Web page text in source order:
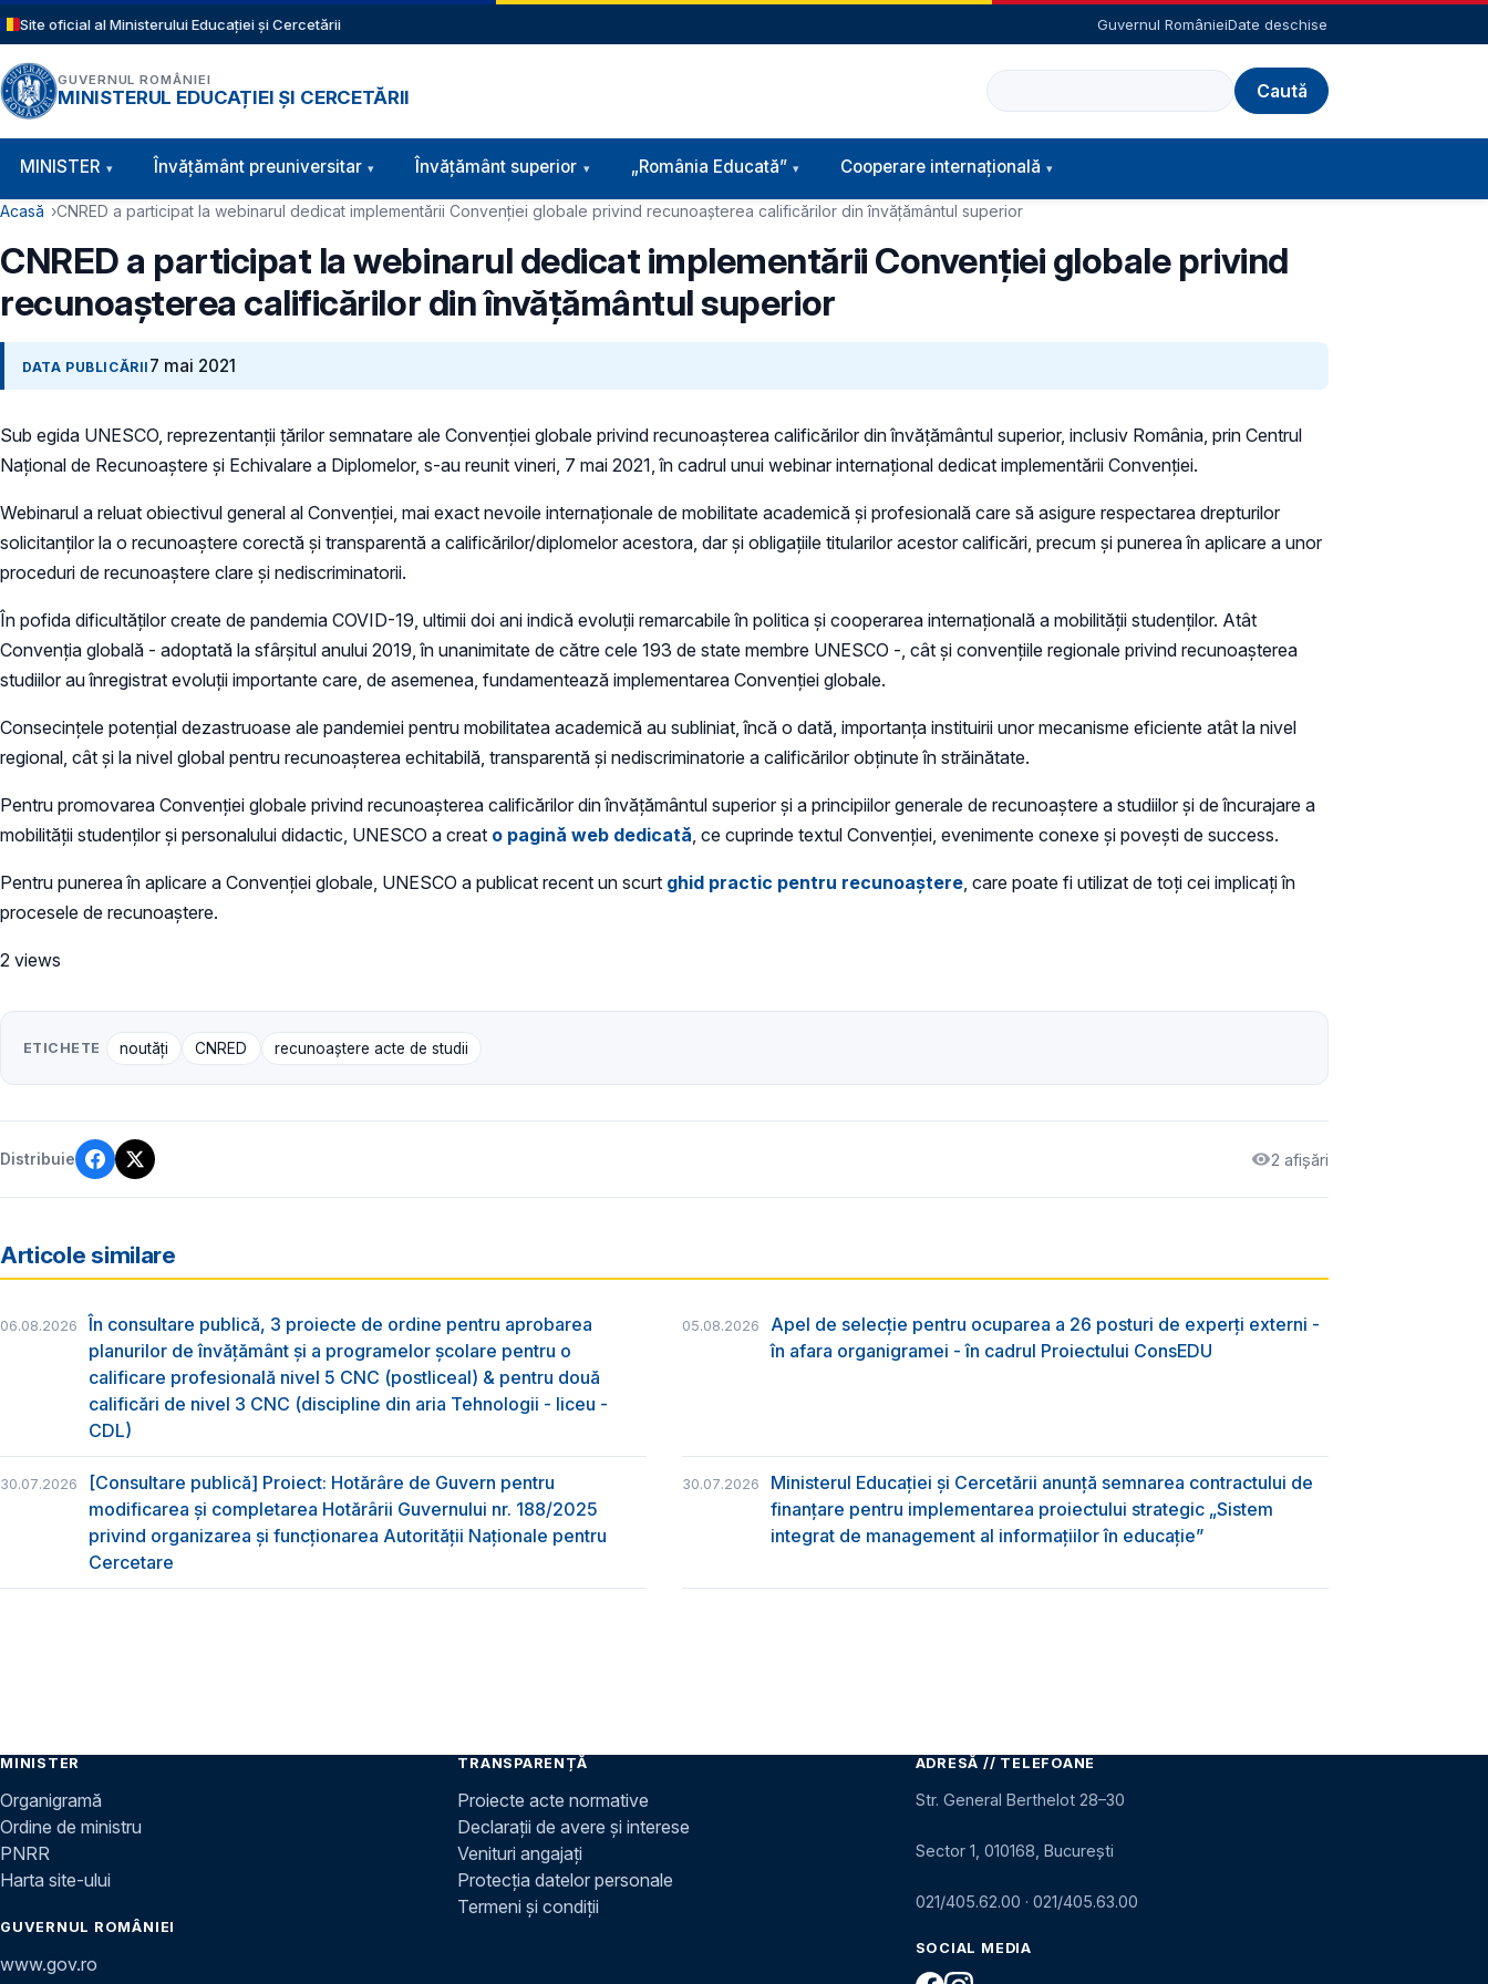
Sari la conținutul principal
Site oficial al Ministerului Educației și Cercetării Guvernul RomânieiDate deschise
GUVERNUL ROMÂNIEI
MINISTERUL EDUCAȚIEI ȘI CERCETĂRII
Caută
Navigație principală
MINISTER Învăţământ preuniversitar Învățământ superior „România Educată” Cooperare internațională
Cale de navigare
Acasă CNRED a participat la webinarul dedicat implementării Convenției globale privind recunoașterea calificărilor din învățământul superior
CNRED a participat la webinarul dedicat implementării Convenției globale privind
recunoașterea calificărilor din învățământul superior
DATA PUBLICĂRII 7 mai 2021
Sub egida UNESCO, reprezentanții țărilor semnatare ale Convenției globale privind recunoașterea calificărilor din învățământul superior, inclusiv România, prin Centrul
Național de Recunoaștere și Echivalare a Diplomelor, s-au reunit vineri, 7 mai 2021, în cadrul unui webinar internațional dedicat implementării Convenției.
Webinarul a reluat obiectivul general al Convenției, mai exact nevoile internaționale de mobilitate academică și profesională care să asigure respectarea drepturilor
solicitanților la o recunoaștere corectă și transparentă a calificărilor/diplomelor acestora, dar și obligațiile titularilor acestor calificări, precum și punerea în aplicare a unor
proceduri de recunoaștere clare și nediscriminatorii.
În pofida dificultăților create de pandemia COVID-19, ultimii doi ani indică evoluții remarcabile în politica și cooperarea internațională a mobilității studenților. Atât
Convenția globală - adoptată la sfârșitul anului 2019, în unanimitate de către cele 193 de state membre UNESCO -, cât și convențiile regionale privind recunoașterea
studiilor au înregistrat evoluții importante care, de asemenea, fundamentează implementarea Convenției globale.
Consecințele potențial dezastruoase ale pandemiei pentru mobilitatea academică au subliniat, încă o dată, importanța instituirii unor mecanisme eficiente atât la nivel
regional, cât și la nivel global pentru recunoașterea echitabilă, transparentă și nediscriminatorie a calificărilor obținute în străinătate.
Pentru promovarea Convenției globale privind recunoașterea calificărilor din învățământul superior și a principiilor generale de recunoaștere a studiilor și de încurajare a
mobilității studenților și personalului didactic, UNESCO a creat o pagină web dedicată, ce cuprinde textul Convenției, evenimente conexe și povești de success.
Pentru punerea în aplicare a Convenției globale, UNESCO a publicat recent un scurt ghid practic pentru recunoaștere, care poate fi utilizat de toți cei implicați în
procesele de recunoaștere.
2 views
ETICHETE noutăți CNRED recunoaștere acte de studii
Distribuie 2 afișări
Articole similare
06.08.2026
În consultare publică, 3 proiecte de ordine pentru aprobarea
planurilor de învățământ și a programelor școlare pentru o
calificare profesională nivel 5 CNC (postliceal) & pentru două
calificări de nivel 3 CNC (discipline din aria Tehnologii - liceu -
CDL)
05.08.2026
Apel de selecție pentru ocuparea a 26 posturi de experți externi -
în afara organigramei - în cadrul Proiectului ConsEDU
30.07.2026
[Consultare publică] Proiect: Hotărâre de Guvern pentru
modificarea și completarea Hotărârii Guvernului nr. 188/2025
privind organizarea şi funcţionarea Autorităţii Naţionale pentru
Cercetare
30.07.2026
Ministerul Educației și Cercetării anunță semnarea contractului de
finanțare pentru implementarea proiectului strategic „Sistem
integrat de management al informațiilor în educație”
MINISTER
Organigramă
Ordine de ministru
PNRR
Harta site-ului
GUVERNUL ROMÂNIEI
www.gov.ro
TRANSPARENȚĂ
Proiecte acte normative
Declarații de avere și interese
Venituri angajați
Protecția datelor personale
Termeni și condiții
ADRESĂ // TELEFOANE
Str. General Berthelot 28–30
Sector 1, 010168, București
021/405.62.00 · 021/405.63.00
SOCIAL MEDIA